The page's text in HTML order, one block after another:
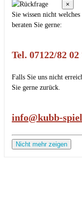
×
Sie wissen nicht
beraten Sie gerne:
Tel. 07122/82 02
Falls Sie uns nicht
Sie gerne zurück.
info@kubb-
Nicht mehr zeigen